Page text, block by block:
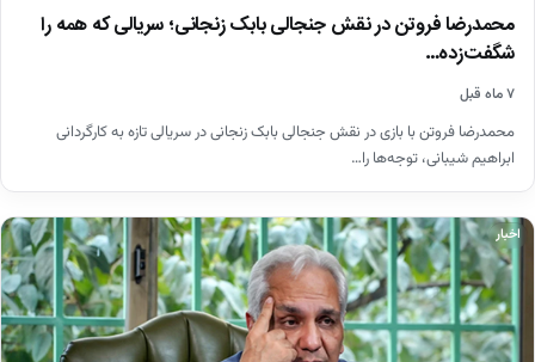
محمدرضا فروتن در نقش جنجالی بابک زنجانی؛ سریالی که همه را
شگفت‌زده…
۷ ماه قبل
محمدرضا فروتن با بازی در نقش جنجالی بابک زنجانی در سریالی تازه به کارگردانی
ابراهیم شیبانی، توجه‌ها را…
اخبار